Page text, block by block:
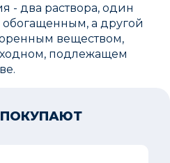
- два раствора, один
обогащенным, а другой
веществом,
подлежащем